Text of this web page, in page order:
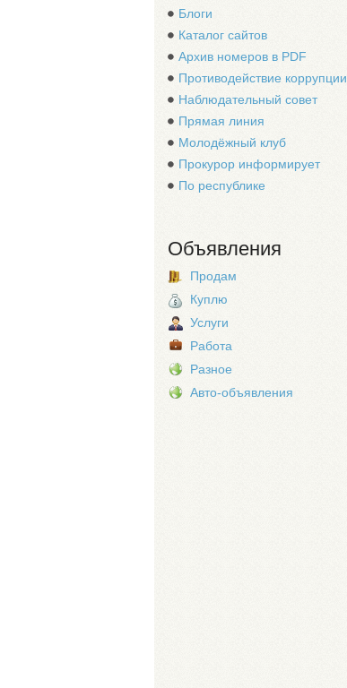
Блоги
Каталог сайтов
Архив номеров в PDF
Противодействие коррупции
Наблюдательный совет
Прямая линия
Молодёжный клуб
Прокурор информирует
По республике
Объявления
Продам
Куплю
Услуги
Работа
Разное
Авто-объявления